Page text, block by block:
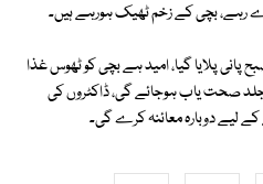
رہے، بچی کے زخم ٹھیک ہورہے ہیں۔
پانی پلایا گیا، امید ہے بچی کو ٹھوس غذا
صحت یاب ہوجائے گی، ڈاکٹروں کی
لیے دوبارہ معائنہ کرے گی۔